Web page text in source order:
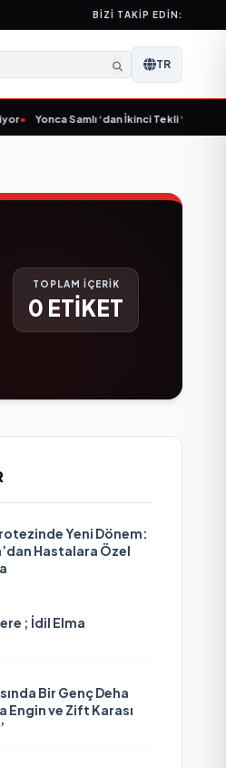
BIZI TAKIP EDIN:
TR
• Yonca Samlı ‘dan İkinci Tekli
TOPLAM İÇERİK
0 ETİKET
Yeni Dönem:
Hastalara Özel
; İdil Elma
Bir Genç Deha
Engin ve Zift Karası